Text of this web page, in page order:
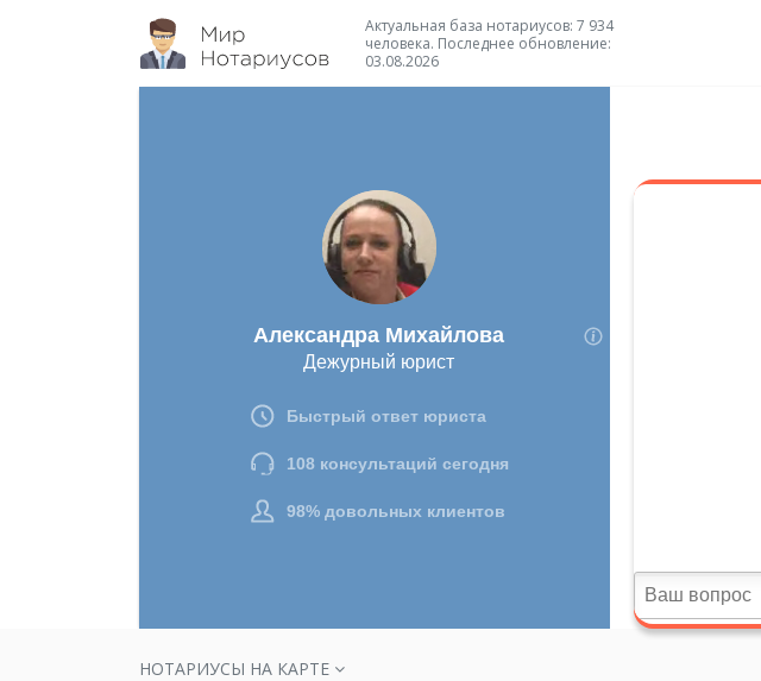
Актуальная база нотариусов: 7 934
человека. Последнее обновление:
03.08.2026
НОТАРИУСЫ НА КАРТЕ